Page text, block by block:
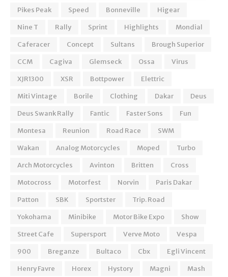
Pikes Peak
Speed Bonneville
Higear
Nine T
Rally Sprint Highlights
Mondial
Caferacer
Concept Sultans
Brough Superior
CCM
Cagiva Glemseck Ossa
Virus
XJR1300
XSR Bottpower
Elettric
Miti Vintage
Borile Clothing Dakar
Deus
Deus Swank Rally
Fantic Faster Sons
Fun
Montesa
Reunion Road Race
SWM
Wakan
Analog Motorcycles Moped
Turbo
Arch Motorcycles
Avinton Britten
Cross
Motocross
Motorfest Norvin
Paris Dakar
Patton
SBK Sportster
Trip. Road
Yokohama
Minibike Motor Bike Expo
Show
Street Cafe
Supersport Verve Moto
Vespa
900
Breganze Bultaco Cbx
Egli Vincent
Henry Favre
Horex Hystory Magni Mash